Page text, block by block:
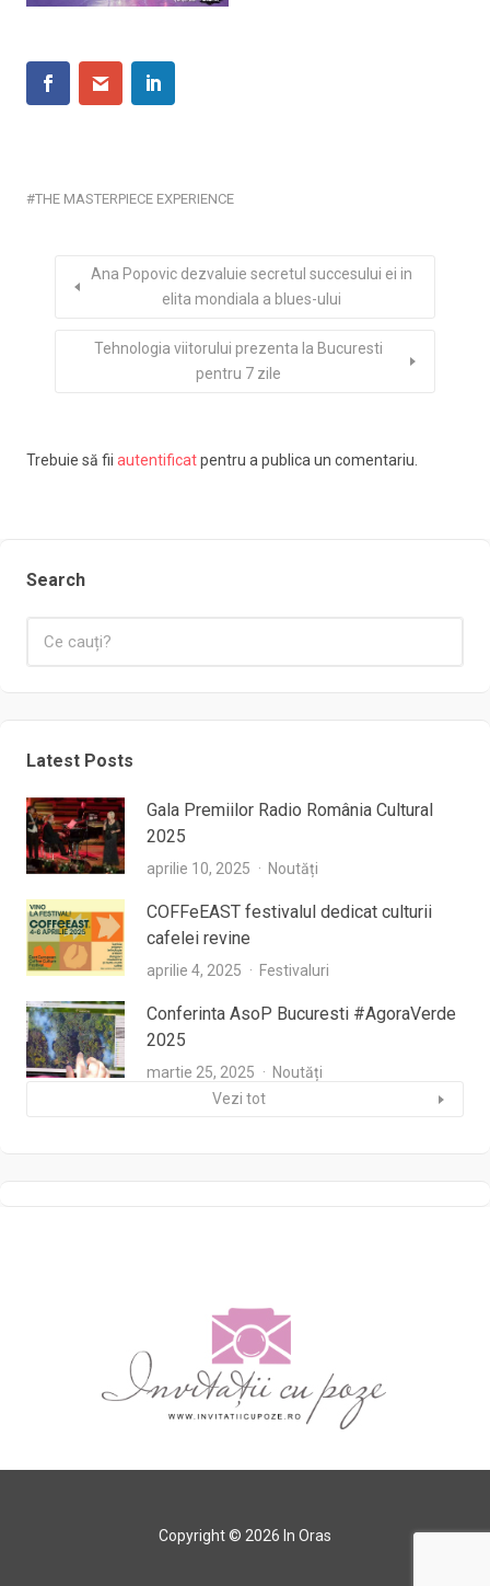
THE MASTERPIECE EXPERIENCE
Ana Popovic dezvaluie secretul succesului ei in
elita mondiala a blues-ului
Tehnologia viitorului prezenta la Bucuresti
pentru 7 zile
Trebuie să fii autentificatpentru a publica un comentariu.
Search
Latest Posts
Gala Premiilor Radio România Cultural
2025
aprilie 10, 2025 Noutăți
COFFeEAST festivalul dedicat culturii
cafelei revine
aprilie 4, 2025 Festivaluri
Conferinta AsoP Bucuresti #AgoraVerde
2025
martie 25, 2025
Noutăți
Vezi tot
Copyright © 2026 In Oras